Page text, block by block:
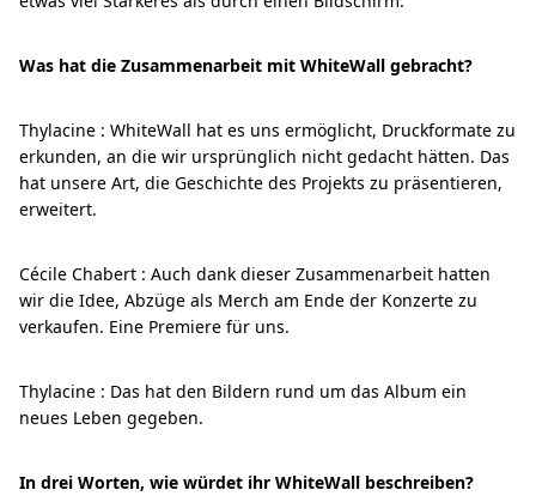
Was hat die Zusammenarbeit mit WhiteWall gebracht?
Thylacine : WhiteWall hat es uns ermöglicht, Druckformate zu
erkunden, an die wir ursprünglich nicht gedacht hätten. Das
hat unsere Art, die Geschichte des Projekts zu präsentieren,
erweitert.
Cécile Chabert : Auch dank dieser Zusammenarbeit hatten
wir die Idee, Abzüge als Merch am Ende der Konzerte zu
verkaufen. Eine Premiere für uns.
Thylacine : Das hat den Bildern rund um das Album ein
neues Leben gegeben.
In drei Worten, wie würdet ihr WhiteWall beschreiben?